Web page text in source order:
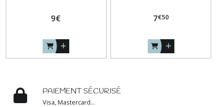
9€ 7€50
PAIEMENT SÉCURISÉ
Visa, Mastercard...